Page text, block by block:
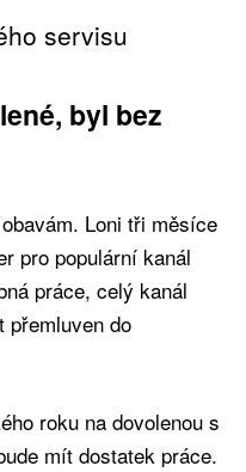
servisu
byl bez
Loni tři měsíce
pro populární kanál
práce, celý kanál
přemluven do
roku na dovolenou s
mít dostatek práce.